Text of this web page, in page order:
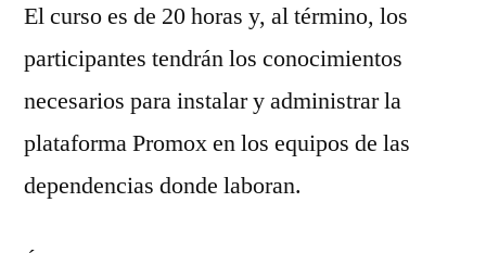
El curso es de 20 horas y, al término, los
participantes tendrán los conocimientos
necesarios para instalar y administrar la
plataforma Promox en los equipos de las
dependencias donde laboran.